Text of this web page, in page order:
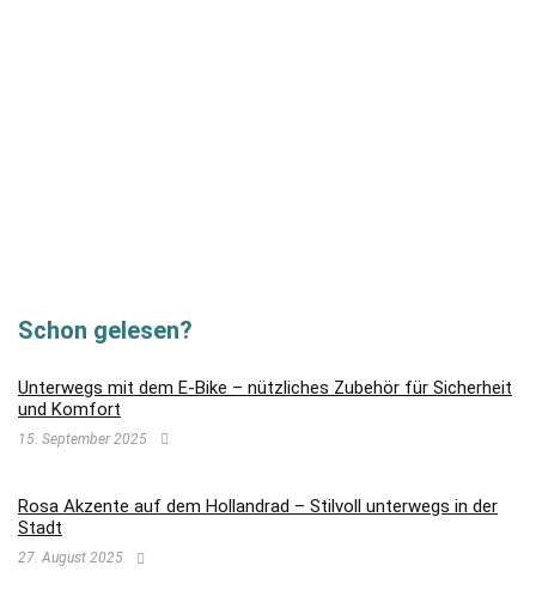
Schon gelesen?
Unterwegs mit dem E-Bike – nützliches Zubehör für Sicherheit
und Komfort
15. September 2025
Rosa Akzente auf dem Hollandrad – Stilvoll unterwegs in der
Stadt
27. August 2025